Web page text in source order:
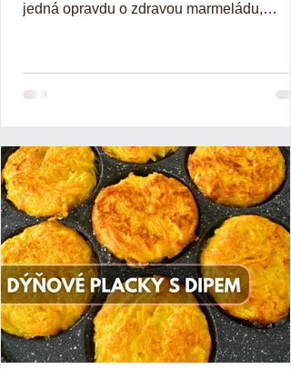
jedná opravdu o zdravou marmeládu,